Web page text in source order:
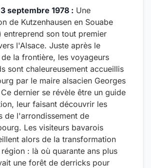
septembre 1978 : Une
de Kutzenhausen en Souabe
entreprend son tout premier
l'Alsace. Juste après le
de la frontière, les voyageurs
sont chaleureusement accueillis
par le maire alsacien Georges
dernier se révèle être un guide
leur faisant découvrir les
de l'arrondissement de
Les visiteurs bavarois
alors de la transformation
: là où quarante ans plus
une forêt de derricks pour